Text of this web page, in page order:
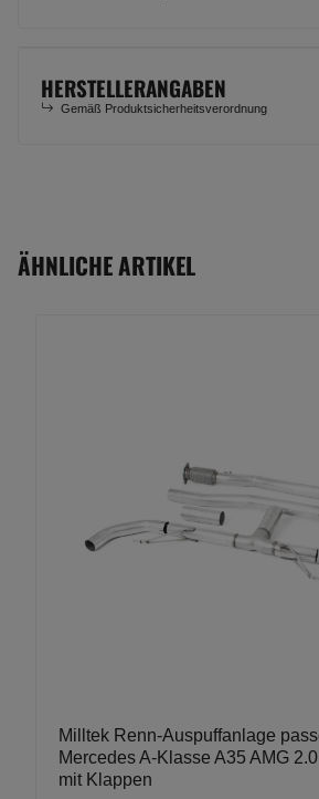
HERSTELLERANGABEN
Gemäß Produktsicherheitsverordnung
ÄHNLICHE ARTIKEL
Milltek Renn-Auspuffanlage
Mercedes A-Klasse A35 AMG
mit Klappen